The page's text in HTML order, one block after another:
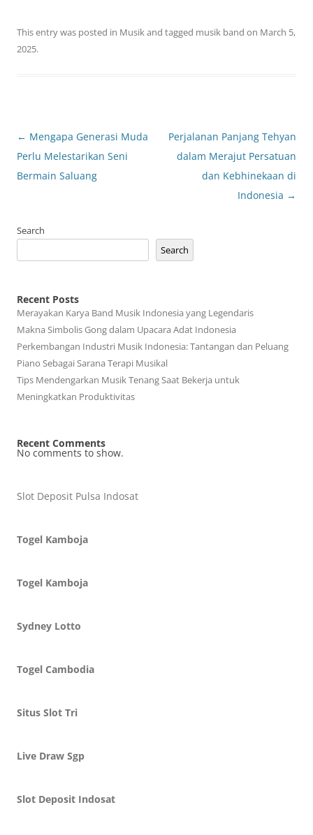
This entry was posted in Musikand tagged musik band on March 5,
2025.
Post
navigation
← Mengapa Generasi Muda
Perlu Melestarikan Seni
Bermain Saluang
Perjalanan Panjang Tehyan
dalam Merajut Persatuan
dan Kebhinekaan di
Indonesia →
Search
Search
Recent Posts
Merayakan Karya Band Musik Indonesia yang Legendaris
Makna Simbolis Gong dalam Upacara Adat Indonesia
Perkembangan Industri Musik Indonesia: Tantangan dan Peluang
Piano Sebagai Sarana Terapi Musikal
Tips Mendengarkan Musik Tenang Saat Bekerja untuk
Meningkatkan Produktivitas
Recent Comments
No comments to show.
Slot Deposit Pulsa Indosat
Togel Kamboja
Togel Kamboja
Sydney Lotto
Togel Cambodia
Situs Slot Tri
Live Draw Sgp
Slot Deposit Indosat